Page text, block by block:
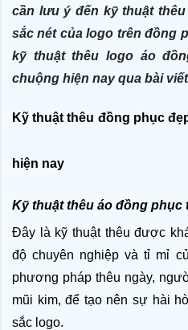
cần lưu ý đến kỹ thuật
sắc nét của logo trên đồng
kỹ thuật thêu logo áo
chuộng hiện nay qua bài
Kỹ thuật thêu đồng phục
hiện nay
Kỹ thuật thêu áo đồng phục
Đây là kỹ thuật thêu được
độ chuyên nghiệp và tỉ mỉ
phương pháp thêu ngày,
mũi kim, để tạo nên sự hài
sắc logo.